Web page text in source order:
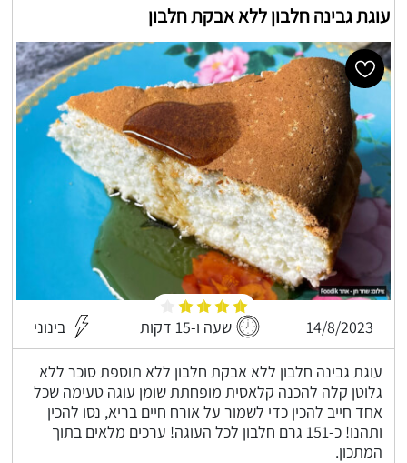
עוגת גבינה חלבון ללא אבקת חלבון
14/8/2023 שעה ו-15 דקות בינוני
עוגת גבינה חלבון ללא אבקת חלבון ללא תוספת סוכר ללא
גלוטן קלה להכנה קלאסית מופחתת שומן עוגה טעימה שכל
אחד חייב להכין כדי לשמור על אורח חיים בריא, נסו להכין
ותהנו! כ-151 גרם חלבון לכל העוגה! ערכים מלאים בתוך
המתכון.